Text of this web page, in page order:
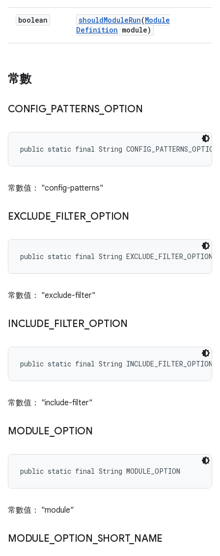
boolean shouldModuleRun(Module
Definition module)
常數
CONFIG_ PATTERNS_ OPTION
public static final String CONFIG_PATTERNS_OPTION
常數值： "config-patterns"
EXCLUDE FILTER_ OPTION
public static final String EXCLUDE_FILTER_OPTION
常數值： "exclude-filter"
INCLUDE FILTER_ OPTION
public static final String INCLUDE_FILTER_OPTION
常數值： "include-filter"
MODULE OPTION
public static final String MODULE_OPTION
常數值： "module"
MODULE OPTION SHORT_ NAME